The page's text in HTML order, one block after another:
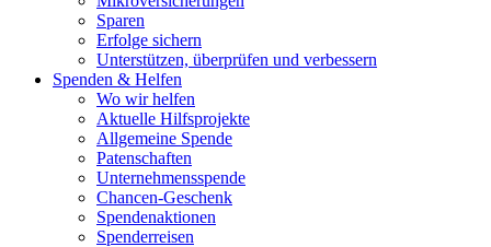
Sparen
Erfolge sichern
Unterstützen, überprüfen und verbessern
Spenden & Helfen
Wo wir helfen
Aktuelle Hilfsprojekte
Allgemeine Spende
Patenschaften
Unternehmensspende
Chancen-Geschenk
Spendenaktionen
Spenderreisen